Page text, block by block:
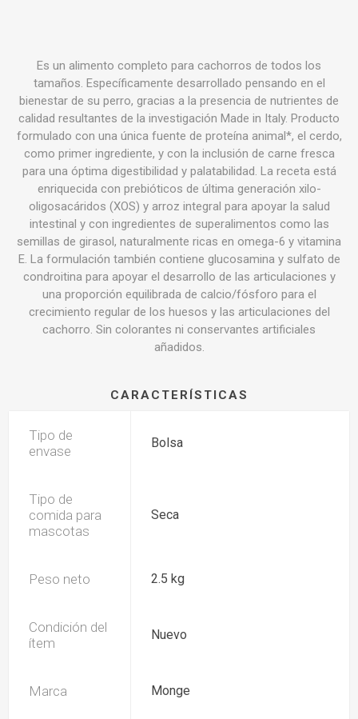
Es un alimento completo para cachorros de todos los
tamaños. Específicamente desarrollado pensando en el
bienestar de su perro, gracias a la presencia de nutrientes de
calidad resultantes de la investigación Made in Italy. Producto
formulado con una única fuente de proteína animal*, el cerdo,
como primer ingrediente, y con la inclusión de carne fresca
para una óptima digestibilidad y palatabilidad. La receta está
enriquecida con prebióticos de última generación xilo-
oligosacáridos (XOS) y arroz integral para apoyar la salud
intestinal y con ingredientes de superalimentos como las
semillas de girasol, naturalmente ricas en omega-6 y vitamina
E. La formulación también contiene glucosamina y sulfato de
condroitina para apoyar el desarrollo de las articulaciones y
una proporción equilibrada de calcio/fósforo para el
crecimiento regular de los huesos y las articulaciones del
cachorro. Sin colorantes ni conservantes artificiales
añadidos.
CARACTERÍSTICAS
Tipo de
envase
Bolsa
Tipo de
comida para
mascotas
Seca
Peso neto 2.5 kg
Condición del
ítem
Nuevo
Marca Monge